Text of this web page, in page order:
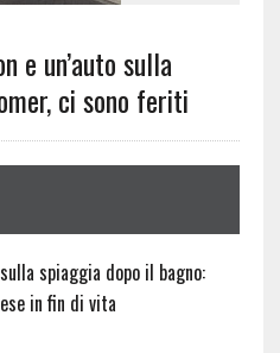
e un’auto sulla
ci sono feriti
spiaggia dopo il bagno:
in fin di vita